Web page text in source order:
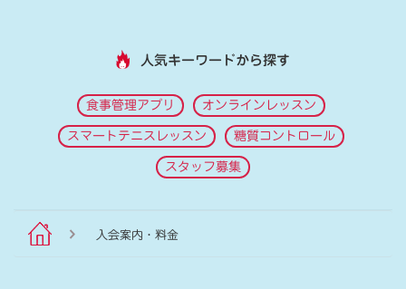
人気キーワードから探す
食事管理アプリ オンラインレッスン
スマートテニスレッスン 糖質コントロール
スタッフ募集
入会案内・料金